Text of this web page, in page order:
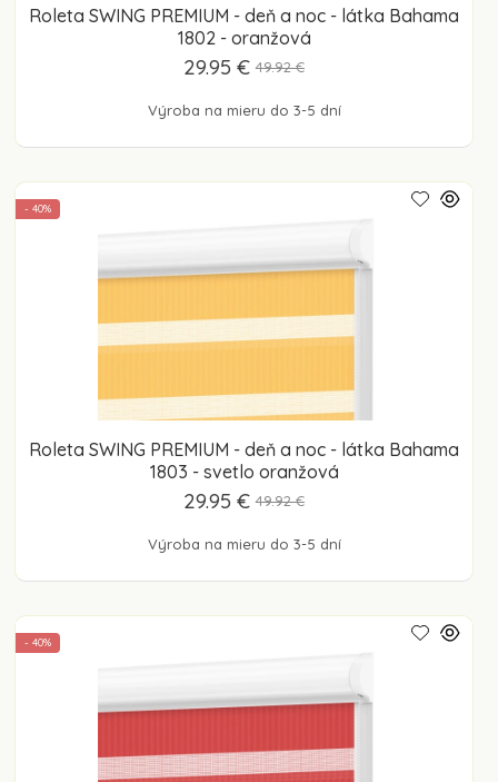
Roleta SWING PREMIUM - deň a noc - látka Bahama
1802 - oranžová
Výroba na mieru do 3-5 dní
29.95 € 49.92 €
Roleta SWING PREMIUM - deň a noc - látka Bahama
1803 - svetlo oranžová
- 40%
Výroba na mieru do 3-5 dní
29.95 € 49.92 €
- 40%